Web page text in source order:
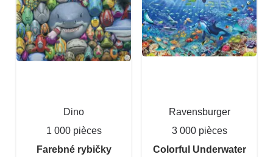
Dino
1 000 pièces
Farebné rybičky
Ravensburger
3 000 pièces
Colorful Underwater